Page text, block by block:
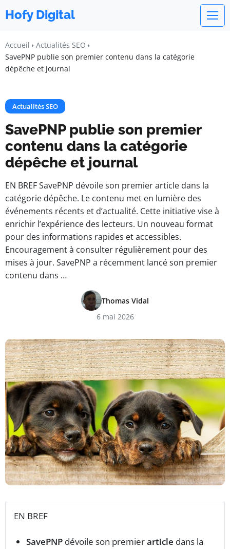
Hofy Digital
Accueil
Actualités SEO
SavePNP publie son premier contenu dans la catégorie
dépêche et journal
Actualités SEO
SavePNP publie son premier
contenu dans la catégorie
dépêche et journal
EN BREF SavePNP dévoile son premier article dans la
catégorie dépêche. Le contenu met en lumière des
événements récents et d’actualité. Cette initiative vise à
enrichir l’expérience des lecteurs. Un nouveau format
pour des informations rapides et accessibles.
Encouragement à consulter régulièrement pour des
mises à jour. SavePNP a récemment lancé son premier
contenu dans …
Thomas Vidal
6 mai 2026
EN BREF
SavePNP dévoile son premierarticle dans la